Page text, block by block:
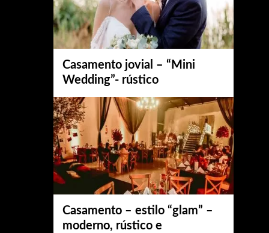
Casamento jovial – “Mini
Wedding”- rústico
Casamento – estilo “glam” –
moderno, rústico e